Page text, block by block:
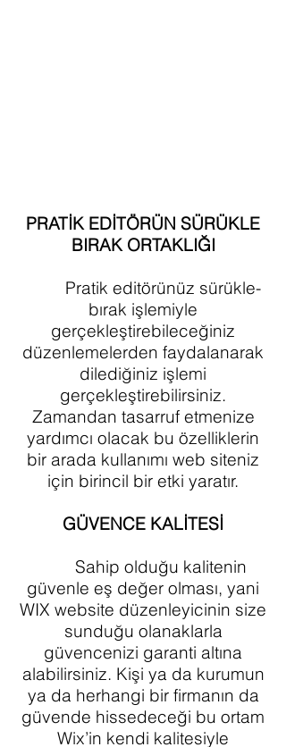
PRATİK EDİTÖRÜN SÜRÜKLE
BIRAK ORTAKLIĞI
Pratik editörünüz sürükle-
bırak işlemiyle
gerçekleştirebileceğiniz
düzenlemelerden faydalanarak
dilediğiniz işlemi
gerçekleştirebilirsiniz.
Zamandan tasarruf etmenize
yardımcı olacak bu özelliklerin
bir arada kullanımı web siteniz
için birincil bir etki yaratır.
GÜVENCE KALİTESİ
Sahip olduğu kalitenin
güvenle eş değer olması, yani
WIX website düzenleyicinin size
sunduğu olanaklarla
güvencenizi garanti altına
alabilirsiniz. Kişi ya da kurumun
ya da herhangi bir firmanın da
güvende hissedeceği bu ortam
Wix’in kendi kalitesiyle